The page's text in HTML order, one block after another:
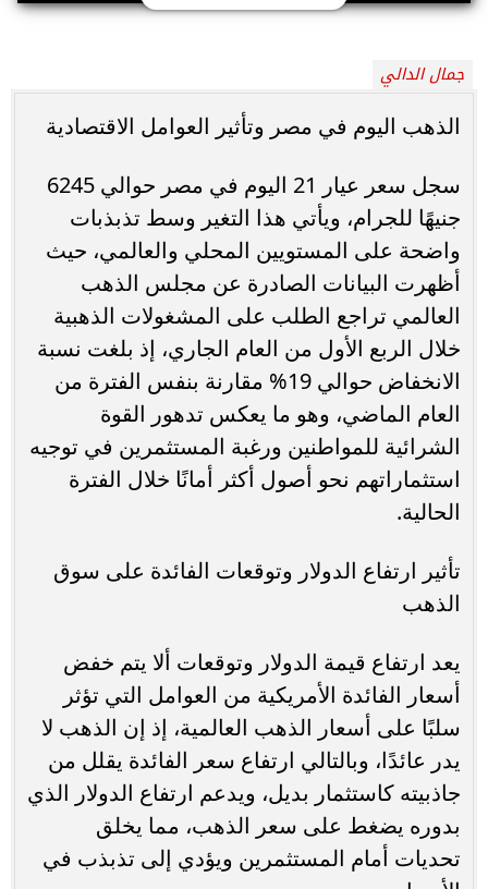
جمال الدالي
الذهب اليوم في مصر وتأثير العوامل الاقتصادية
سجل سعر عيار 21 اليوم في مصر حوالي 6245
جنيهًا للجرام، ويأتي هذا التغير وسط تذبذبات
واضحة على المستويين المحلي والعالمي، حيث
أظهرت البيانات الصادرة عن مجلس الذهب
العالمي تراجع الطلب على المشغولات الذهبية
خلال الربع الأول من العام الجاري، إذ بلغت نسبة
الانخفاض حوالي 19% مقارنة بنفس الفترة من
العام الماضي، وهو ما يعكس تدهور القوة
الشرائية للمواطنين ورغبة المستثمرين في توجيه
استثماراتهم نحو أصول أكثر أمانًا خلال الفترة
الحالية.
تأثير ارتفاع الدولار وتوقعات الفائدة على سوق
الذهب
يعد ارتفاع قيمة الدولار وتوقعات ألا يتم خفض
أسعار الفائدة الأمريكية من العوامل التي تؤثر
سلبًا على أسعار الذهب العالمية، إذ إن الذهب لا
يدر عائدًا، وبالتالي ارتفاع سعر الفائدة يقلل من
جاذبيته كاستثمار بديل، ويدعم ارتفاع الدولار الذي
بدوره يضغط على سعر الذهب، مما يخلق
تحديات أمام المستثمرين ويؤدي إلى تذبذب في